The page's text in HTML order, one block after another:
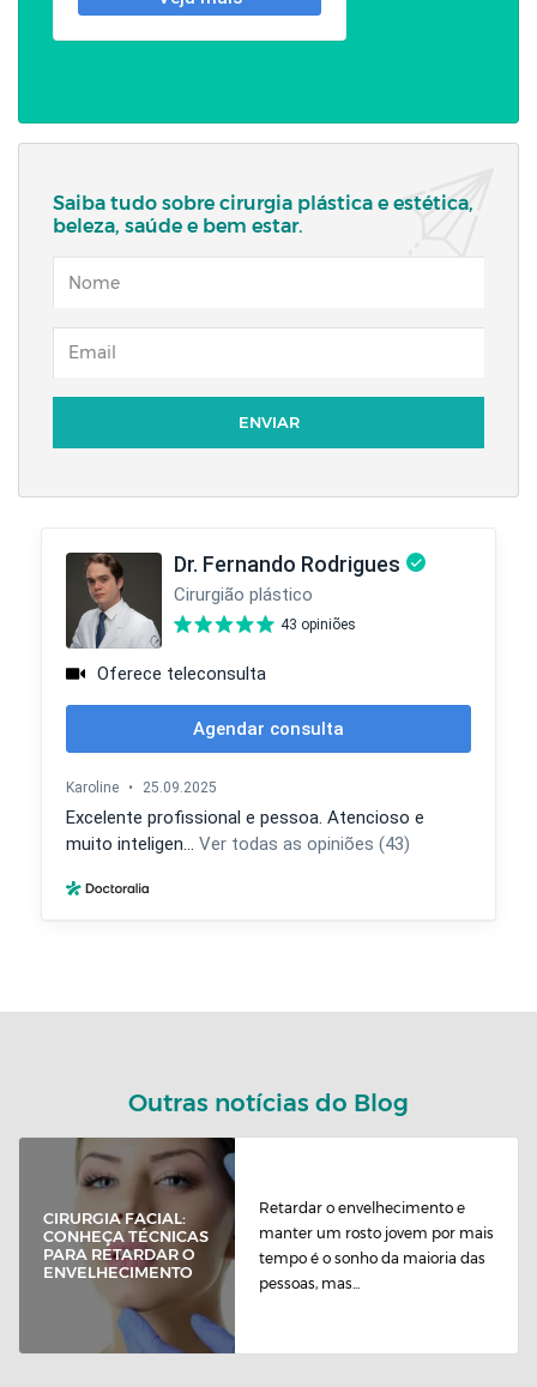
Saiba tudo sobre cirurgia plástica e estética,
beleza, saúde e bem estar.
Outras notícias do Blog
CIRURGIA FACIAL:
CONHEÇA TÉCNICAS
PARA RETARDAR O
ENVELHECIMENTO
Retardar o envelhecimento e
manter um rosto jovem por mais
tempo é o sonho da maioria das
pessoas, mas...